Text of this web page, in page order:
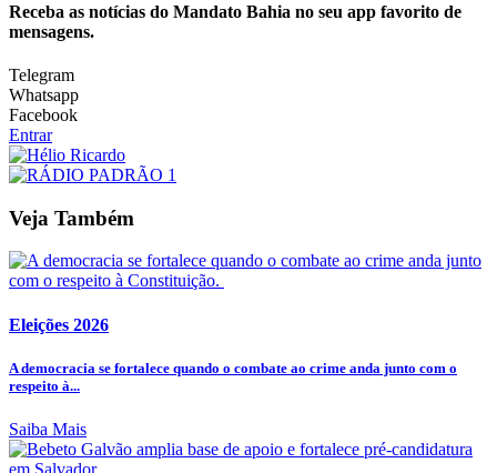
Receba as notícias do Mandato Bahia no seu app favorito de
mensagens.
Telegram
Whatsapp
Facebook
Entrar
Veja Também
Eleições 2026
A democracia se fortalece quando o combate ao crime anda junto com o
respeito à...
Saiba Mais